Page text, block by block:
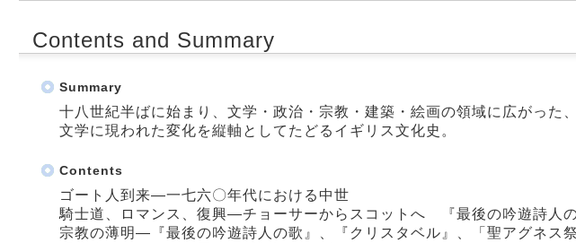
Contents and Summary
Summary
十八世紀半ばに始まり、文学・政治・宗教・建築・絵画の領域に広がった
文学に現われた変化を縦軸としてたどるイギリス文化史。
Contents
ゴート人到来―一七六〇年代における中世
騎士道、ロマンス、復興―チョーサーからスコットへ 『最後の吟遊詩人の
宗教の薄明―『最後の吟遊詩人の歌』、『クリスタベル』、「聖アグネス祭